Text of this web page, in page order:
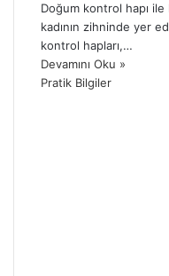
Doğum kontrol hapı ile
kadının zihninde yer
kontrol hapları,…
Devamını Oku »
Pratik Bilgiler